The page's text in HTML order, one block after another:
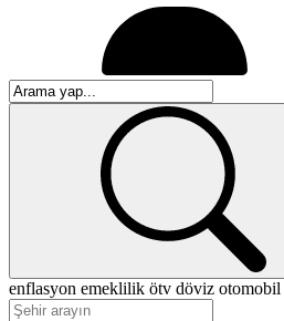
enflasyon emeklilik ötv döviz otomobil